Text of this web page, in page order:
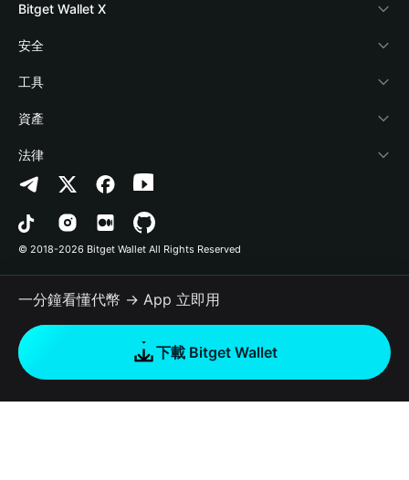
部落格
學院
加密資訊
幫助中心
‌聯繫我們
品牌資源
工作機會
Crypto Card
Stablecoin Earn
Payfi Crypto
Crypto Swap API
Altcoin Season Index
Prediction Markets
DApp
RWA
如何購買加密貨幣
Bitget Wallet X
開發者文件
連接錢包
Bitget Wallet Pay
合作上架
安全
風險保障基金
安全防護技術
工具
快捷買幣
授權檢測
合約檢測
批次轉帳
資產
Arbitrum
Avalanche
Bitcoin
Polygon
法律
隱私協議
用戶使用協議
© 2018-2026 Bitget Wallet All Rights Reserved
一分鐘看懂代幣 → App 立即用
下載 Bitget Wallet